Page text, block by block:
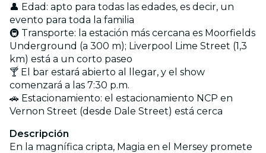
👤 Edad: apto para todas las edades, es decir, un
evento para toda la familia
🚇 Transporte: la estación más cercana es Moorfields
Underground (a 300 m); Liverpool Lime Street (1,3
km) está a un corto paseo
🍸 El bar estará abierto al llegar, y el show
comenzará a las 7:30 p.m.
🚗 Estacionamiento: el estacionamiento NCP en
Vernon Street (desde Dale Street) está cerca
Descripción
En la magnífica cripta, Magia en el Mersey promete